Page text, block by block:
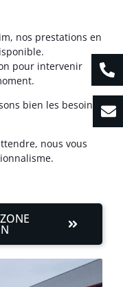
nos prestations en
pour intervenir
bien les besoins
nous vous